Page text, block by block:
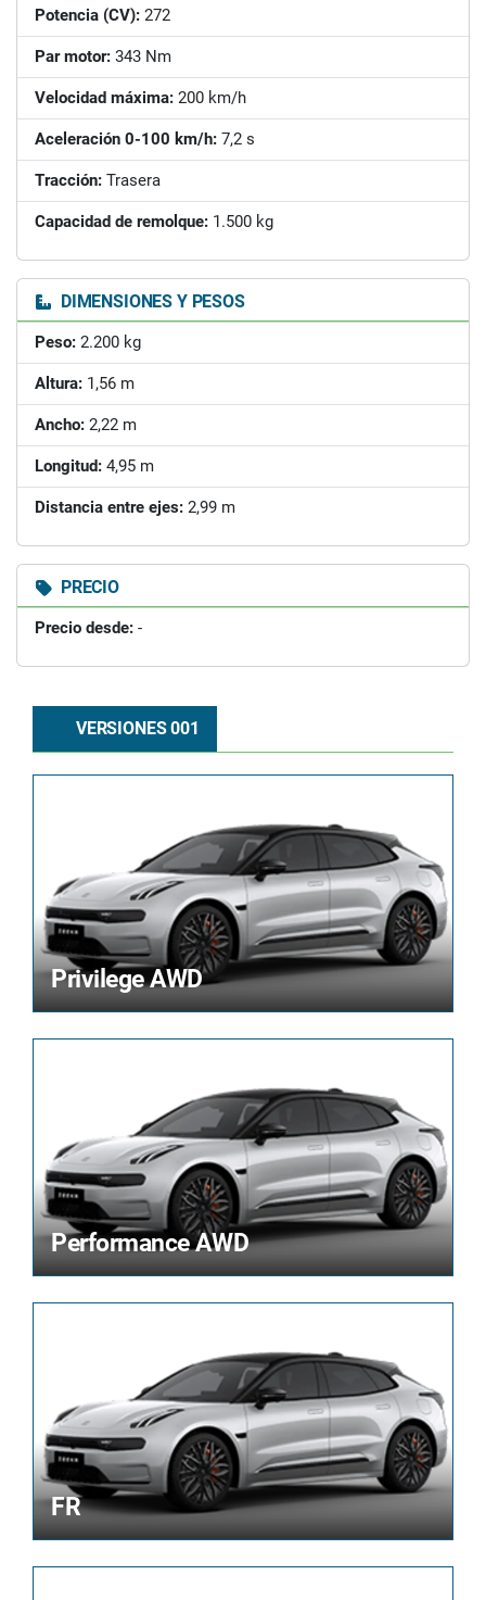
Potencia (CV): 272
Par motor: 343 Nm
Velocidad máxima: 200 km/h
Aceleración 0-100 km/h: 7,2 s
Tracción: Trasera
Capacidad de remolque: 1.500 kg
DIMENSIONES Y PESOS
Peso: 2.200 kg
Altura: 1,56 m
Ancho: 2,22 m
Longitud: 4,95 m
Distancia entre ejes: 2,99 m
PRECIO
Precio desde: -
VERSIONES 001
Privilege AWD
Performance AWD
FR